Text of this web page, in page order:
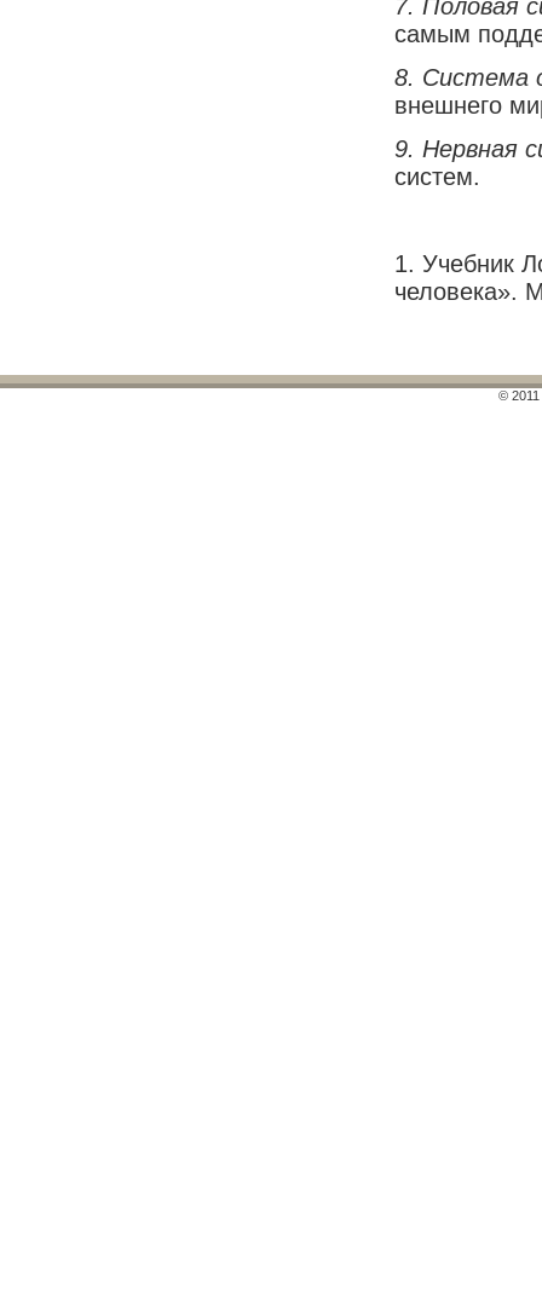
7. Половая
самым
8. Система
внешнего
9. Нервная
систем.
1. Учебник
человека».
©